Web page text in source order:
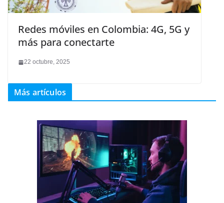
Redes móviles en Colombia: 4G, 5G y
más para conectarte
22 octubre, 2025
Más artículos